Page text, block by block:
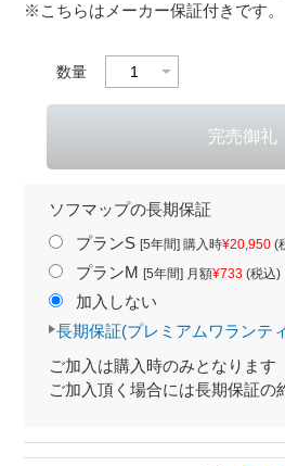
※こちらはメーカー保証付きです。
数量
ソフマップの長期保証
プランS [5年間] 購入時¥20,950(
プランM [5年間] 月額¥733(税込)
加入しない
長期保証(プレミアムワランテ
ご加入は購入時のみとなります
ご加入頂く場合には長期保証の